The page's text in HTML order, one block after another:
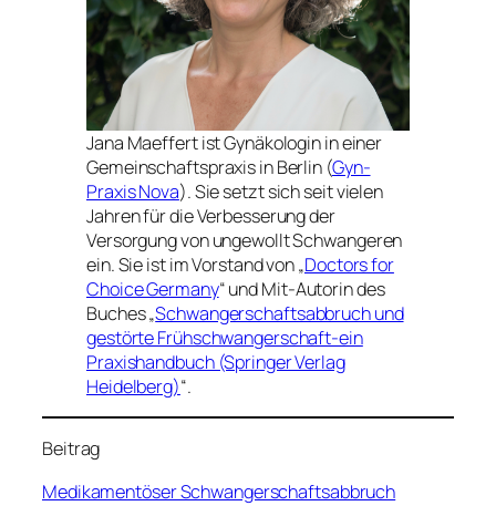
Jana Maeffert ist Gynäkologin in einer
Gemeinschaftspraxis in Berlin (Gyn-
Praxis Nova). Sie setzt sich seit vielen
Jahren für die Verbesserung der
Versorgung von ungewollt Schwangeren
ein. Sie ist im Vorstand von „Doctors for
Choice Germany“ und Mit-Autorin des
Buches „Schwangerschaftsabbruch und
gestörte Frühschwangerschaft-ein
Praxishandbuch (Springer Verlag
Heidelberg)“.
Beitrag
Medikamentöser Schwangerschaftsabbruch